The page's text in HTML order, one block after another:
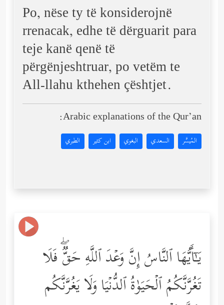
Po, nëse ty të konsiderojnë
rrenacak, edhe të dërguarit para
teje kanë qenë të
përgënjeshtruar, po vetëm te
All-llahu kthehen çështjet.
Arabic explanations of the Qur’an:
المُيسَّر السعدي البغوي ابن كثير الطبري
یَـٰۤأَیُّهَا ٱلنَّاسُ إِنَّ وَعۡدَ ٱللَّهِ حَقࣱّۖ فَلَا
تَغُرَّنَّكُمُ ٱلۡحَیَوٰةُ ٱلدُّنۡیَا وَلَا یَغُرَّنَّكُم